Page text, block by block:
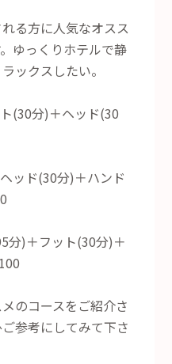
る方に人気なオスス
ゆっくりホテルで静
ックスしたい。
(30分)＋ヘッド(30
ッド(30分)＋ハンド
分)＋フット(30分)＋
のコースをご紹介さ
参考にしてみて下さ